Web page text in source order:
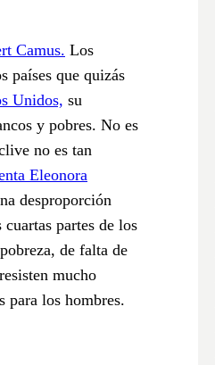
Camus. Los
países que quizás
Unidos, su
y pobres. No es
no es tan
Eleonora
desproporción
partes de los
de falta de
mucho
para los hombres.